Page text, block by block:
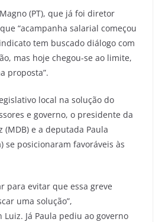
(PT), que já foi diretor
“acampanha salarial começou
tem buscado diálogo com
mas hoje chegou-se ao limite,
proposta”.
local na solução do
e governo, o presidente da
(MDB) e a deputada Paula
se posicionaram favoráveis às
para evitar que essa greve
uma solução”,
Já Paula pediu ao governo